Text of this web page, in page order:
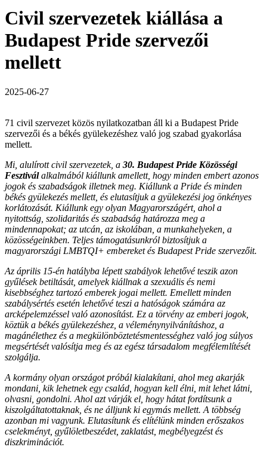
Civil szervezetek kiállása a
Budapest Pride szervezői
mellett
2025-06-27
71 civil szervezet közös nyilatkozatban áll ki a Budapest Pride
szervezői és a békés gyülekezéshez való jog szabad gyakorlása
mellett.
Mi, alulírott civil szervezetek, a 30. Budapest Pride Közösségi
Fesztiválalkalmából kiállunk amellett, hogy minden embert azonos
jogok és szabadságok illetnek meg. Kiállunk a Pride és minden
békés gyülekezés mellett, és elutasítjuk a gyülekezési jog önkényes
korlátozását. Kiállunk egy olyan Magyarországért, ahol a
nyitottság, szolidaritás és szabadság határozza meg a
mindennapokat; az utcán, az iskolában, a munkahelyeken, a
közösségeinkben. Teljes támogatásunkról biztosítjuk a
magyarországi LMBTQI+ embereket és Budapest Pride szervezőit.
Az április 15-én hatályba lépett szabályok lehetővé teszik azon
gyűlések betiltását, amelyek kiállnak a szexuális és nemi
kisebbséghez tartozó emberek jogai mellett. Emellett minden
szabálysértés esetén lehetővé teszi a hatóságok számára az
arcképelemzéssel való azonosítást. Ez a törvény az emberi jogok,
köztük a békés gyülekezéshez, a véleménynyilvánításhoz, a
magánélethez és a megkülönböztetésmentességhez való jog súlyos
megsértését valósítja meg és az egész társadalom megfélemlítését
szolgálja.
A kormány olyan országot próbál kialakítani, ahol meg akarják
mondani, kik lehetnek egy család, hogyan kell élni, mit lehet látni,
olvasni, gondolni. Ahol azt várják el, hogy hátat fordítsunk a
kiszolgáltatottaknak, és ne álljunk ki egymás mellett. A többség
azonban mi vagyunk. Elutasítunk és elítélünk minden erőszakos
cselekményt, gyűlöletbeszédet, zaklatást, megbélyegzést és
diszkriminációt.